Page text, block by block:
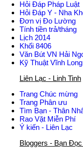
Hỏi Đáp Pháp Luật
Hỏi Đáp Y - Nha
Đơn vị Đo Lường
Tính tiền trả/tháng
Lịch 2014
Khối 8406
Văn Bút VN Hải
Kỹ Thuật Vĩnh Long
Liên Lạc - Linh Tinh
Trang Chúc mừng
Trang Phân ưu
Tìm Bạn - Thân
Rao Vặt Miễn Phí
Ý kiến - Liên Lạc
Bloggers - Bạn